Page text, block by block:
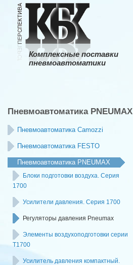
Комплексные поставки
пневмоавтоматики
Пневмоавтоматика PNEUMAX
Пневмоавтоматика Camozzi
Пневмоавтоматика FESTO
Пневмоавтоматика PNEUMAX
Блоки подготовки воздуха. Серия
1700
Усилители давления. Серия 1700
Регуляторы давления Pneumax
Элементы воздухоподготовки серии
Т1700
Усилитель давления компактный.